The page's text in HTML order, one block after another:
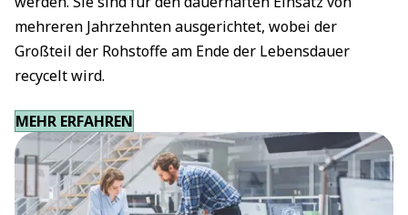
mehreren Jahrzehnten ausgerichtet, wobei der
Großteil der Rohstoffe am Ende der Lebensdauer
recycelt wird.
MEHR ERFAHREN